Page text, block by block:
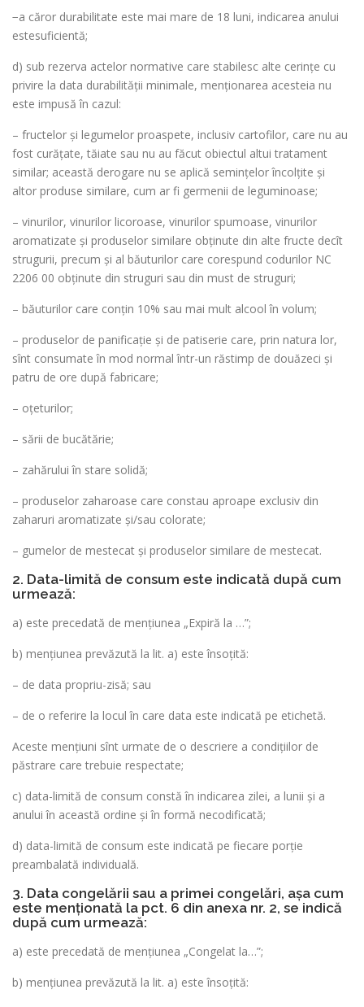
−a căror durabilitate este mai mare de 18 luni, indicarea anului
estesuficientă;
d) sub rezerva actelor normative care stabilesc alte cerinţe cu
privire la data durabilităţii minimale, menţionarea acesteia nu
este impusă în cazul:
– fructelor şi legumelor proaspete, inclusiv cartofilor, care nu au
fost curăţate, tăiate sau nu au făcut obiectul altui tratament
similar; această derogare nu se aplică seminţelor încolţite şi
altor produse similare, cum ar fi germenii de leguminoase;
– vinurilor, vinurilor licoroase, vinurilor spumoase, vinurilor
aromatizate şi produselor similare obţinute din alte fructe decît
strugurii, precum şi al băuturilor care corespund codurilor NC
2206 00 obţinute din struguri sau din must de struguri;
– băuturilor care conţin 10% sau mai mult alcool în volum;
– produselor de panificaţie şi de patiserie care, prin natura lor,
sînt consumate în mod normal într-un răstimp de douăzeci şi
patru de ore după fabricare;
– oţeturilor;
– sării de bucătărie;
– zahărului în stare solidă;
– produselor zaharoase care constau aproape exclusiv din
zaharuri aromatizate şi/sau colorate;
– gumelor de mestecat şi produselor similare de mestecat.
2. Data-limită de consum este indicată după cum
urmează:
a) este precedată de mențiunea „Expiră la …”;
b) mențiunea prevăzută la lit. a) este însoţită:
– de data propriu-zisă; sau
– de o referire la locul în care data este indicată pe etichetă.
Aceste menţiuni sînt urmate de o descriere a condiţiilor de
păstrare care trebuie respectate;
c) data-limită de consum constă în indicarea zilei, a lunii şi a
anului în această ordine şi în formă necodificată;
d) data-limită de consum este indicată pe fiecare porţie
preambalată individuală.
3. Data congelării sau a primei congelări, așa cum
este menţionată la pct. 6 din anexa nr. 2, se indică
după cum urmează:
a) este precedată de menţiunea „Congelat la…”;
b) mențiunea prevăzută la lit. a) este însoţită: